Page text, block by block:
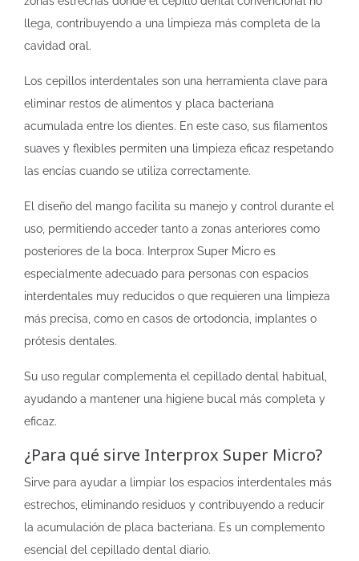
llega, contribuyendo a una limpieza más completa de la
cavidad oral.
Los cepillos interdentales son una herramienta clave para
eliminar restos de alimentos y placa bacteriana
acumulada entre los dientes. En este caso, sus filamentos
suaves y flexibles permiten una limpieza eficaz respetando
las encías cuando se utiliza correctamente.
El diseño del mango facilita su manejo y control durante el
uso, permitiendo acceder tanto a zonas anteriores como
posteriores de la boca. Interprox Super Micro es
especialmente adecuado para personas con espacios
interdentales muy reducidos o que requieren una limpieza
más precisa, como en casos de ortodoncia, implantes o
prótesis dentales.
Su uso regular complementa el cepillado dental habitual,
ayudando a mantener una higiene bucal más completa y
eficaz.
¿Para qué sirve Interprox Super Micro?
Sirve para ayudar a limpiar los espacios interdentales más
estrechos, eliminando residuos y contribuyendo a reducir
la acumulación de placa bacteriana. Es un complemento
esencial del cepillado dental diario.